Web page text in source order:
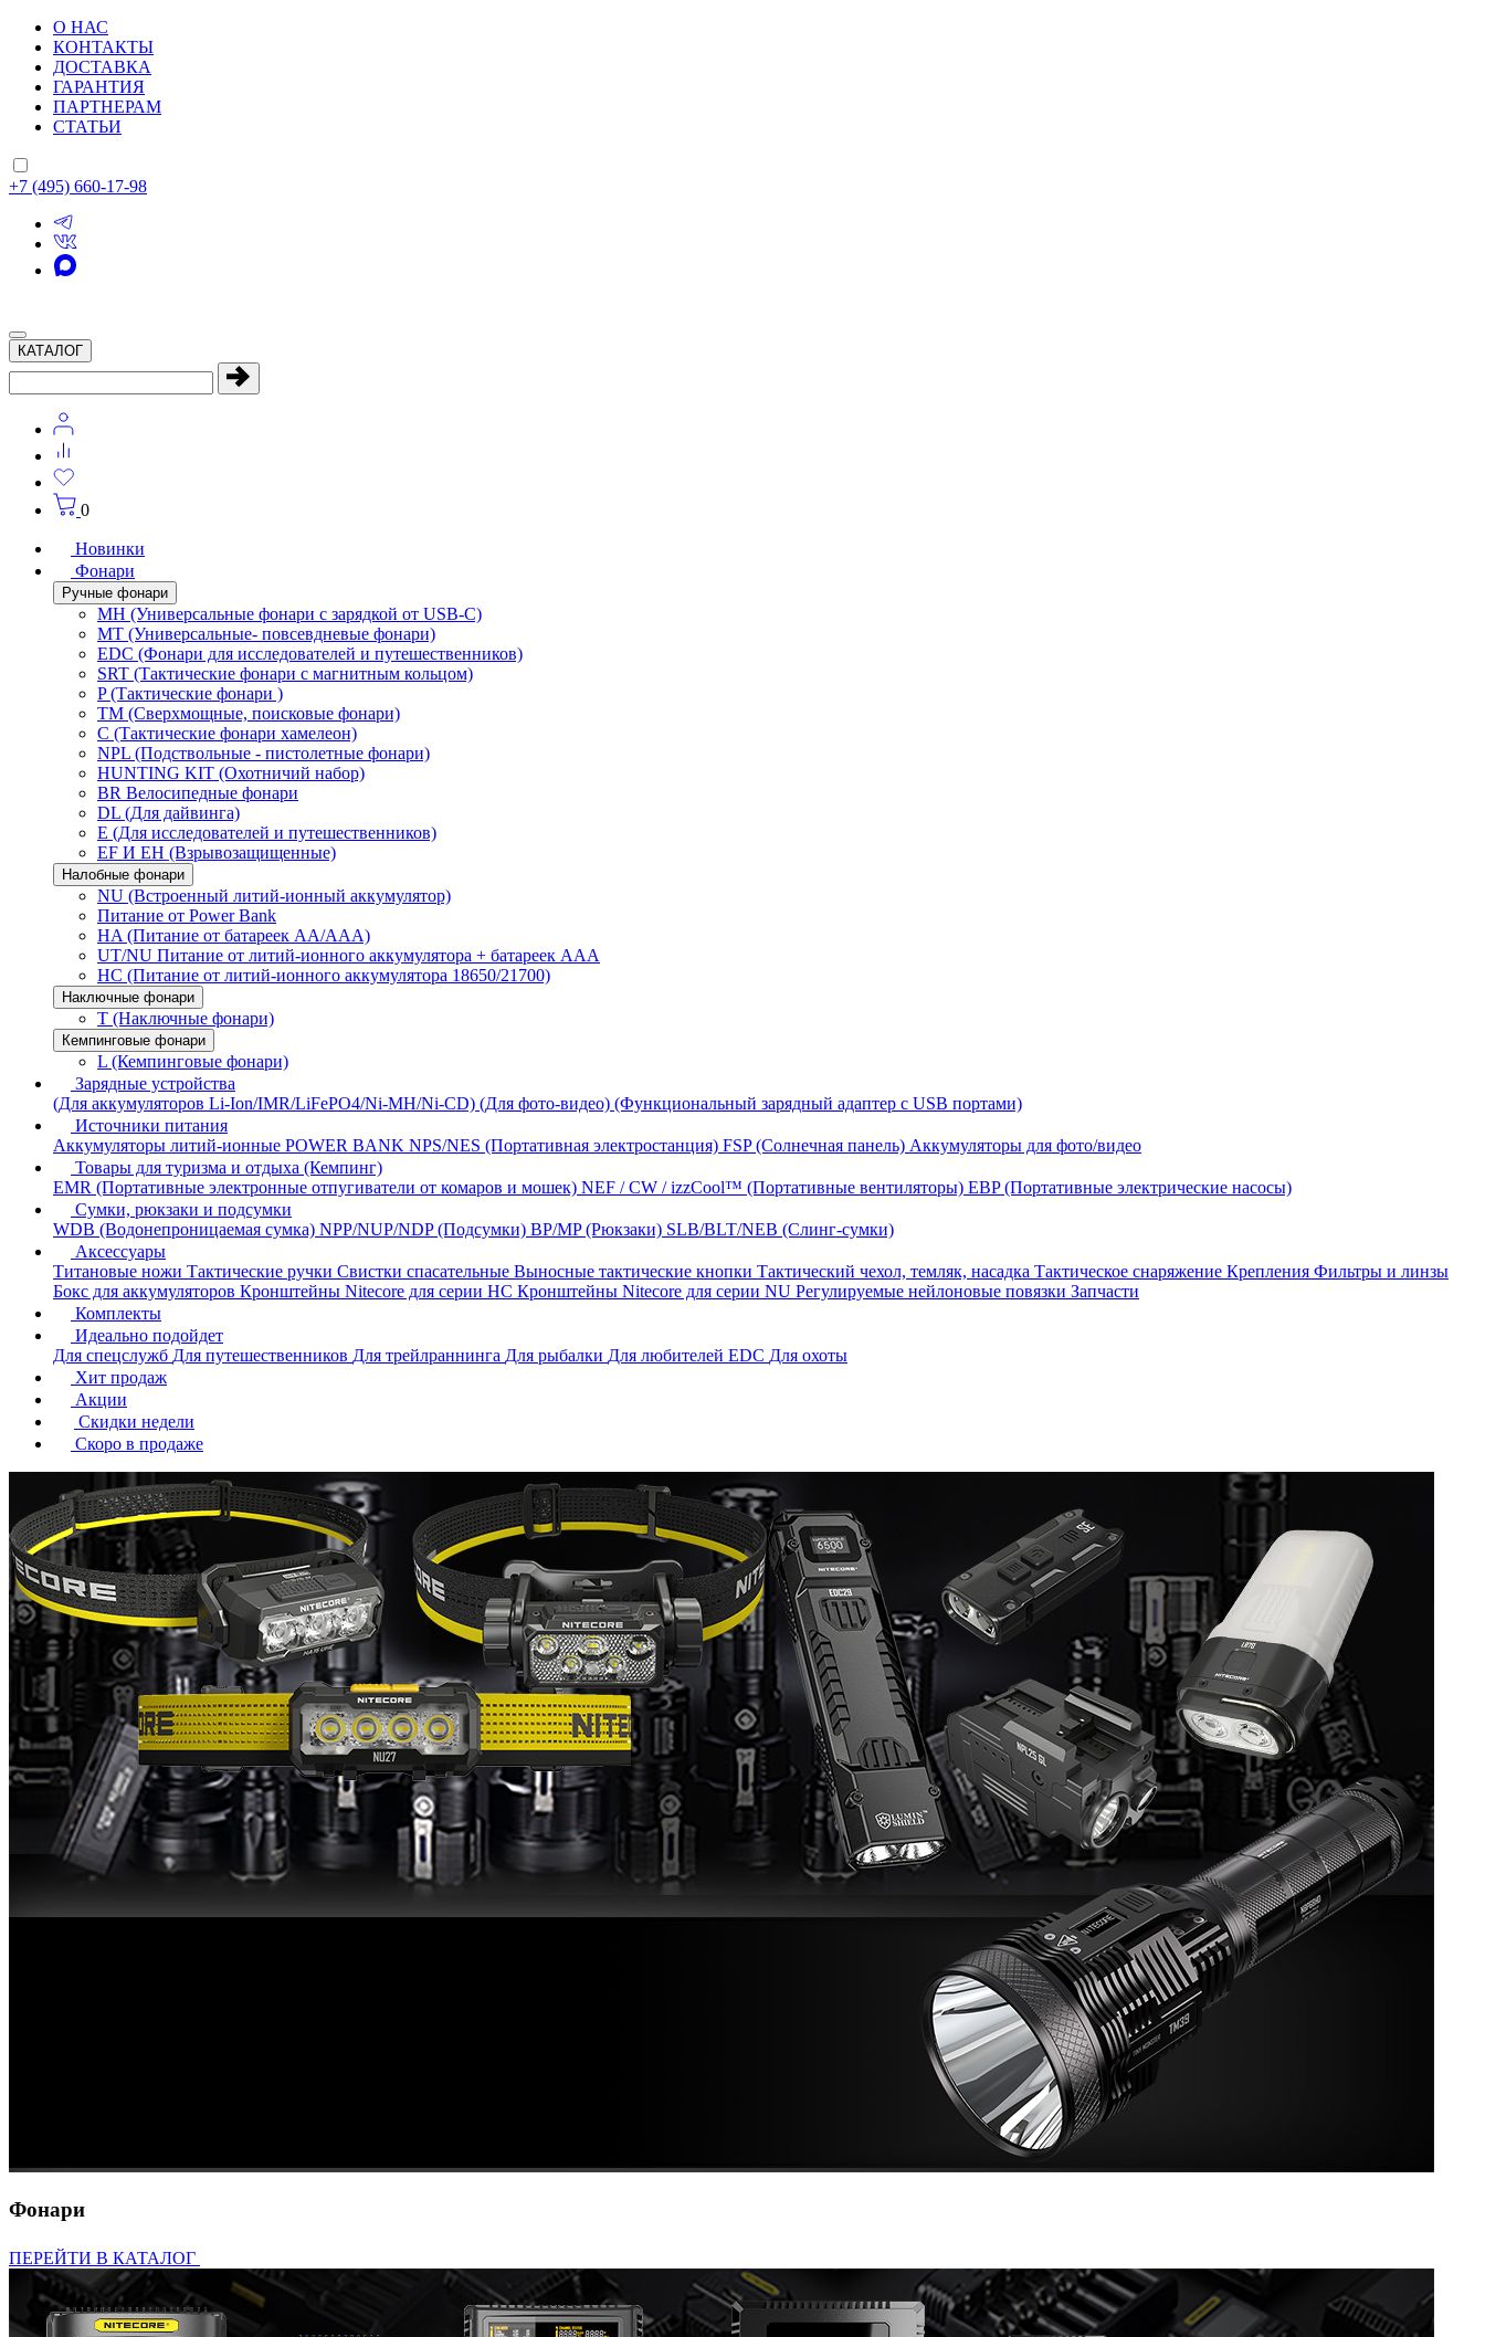
О НАС
КОНТАКТЫ
ДОСТАВКА
ГАРАНТИЯ
ПАРТНЕРАМ
СТАТЬИ
+7 (495) 660-17-98
КАТАЛОГ
0
Новинки
Фонари
Ручные фонари
MH (Универсальные фонари с зарядкой от USB-C)
MT (Универсальные- повсевдневые фонари)
EDC (Фонари для исследователей и путешественников)
SRT (Тактические фонари с магнитным кольцом)
P (Тактические фонари )
TM (Сверхмощные, поисковые фонари)
C (Тактические фонари хамелеон)
NPL (Подствольные - пистолетные фонари)
HUNTING KIT (Охотничий набор)
BR Велосипедные фонари
DL (Для дайвинга)
E (Для исследователей и путешественников)
EF И EH (Взрывозащищенные)
Налобные фонари
NU (Встроенный литий-ионный аккумулятор)
Питание от Power Bank
HA (Питание от батареек AA/AAA)
UT/NU Питание от литий-ионного аккумулятора + батареек AAA
HC (Питание от литий-ионного аккумулятора 18650/21700)
Наключные фонари
T (Наключные фонари)
Кемпинговые фонари
L (Кемпинговые фонари)
Зарядные устройства
(Для аккумуляторов Li-Ion/IMR/LiFePO4/Ni-MH/Ni-CD) (Для фото-видео) (Функциональный зарядный адаптер с USB портами)
Источники питания
Аккумуляторы литий-ионные POWER BANK NPS/NES (Портативная электростанция) FSP (Солнечная панель) Аккумуляторы для фото/видео
Товары для туризма и отдыха (Кемпинг)
EMR (Портативные электронные отпугиватели от комаров и мошек) NEF / CW / izzCool™ (Портативные вентиляторы) EBP (Портативные электрические насосы)
Сумки, рюкзаки и подсумки
WDB (Водонепроницаемая сумка) NPP/NUP/NDP (Подсумки) BP/MP (Рюкзаки) SLB/BLT/NEB (Слинг-сумки)
Аксессуары
Титановые ножи Тактические ручки Свистки спасательные Выносные тактические кнопки Тактический чехол, темляк, насадка Тактическое снаряжение Крепления Фильтры и линзы
Бокс для аккумуляторов Кронштейны Nitecore для серии HС Кронштейны Nitecore для серии NU Регулируемые нейлоновые повязки Запчасти
Комплекты
Идеально подойдет
Для спецслужб Для путешественников Для трейлраннинга Для рыбалки Для любителей EDC Для охоты
Хит продаж
Акции
Скидки недели
Скоро в продаже
Фонари
ПЕРЕЙТИ В КАТАЛОГ